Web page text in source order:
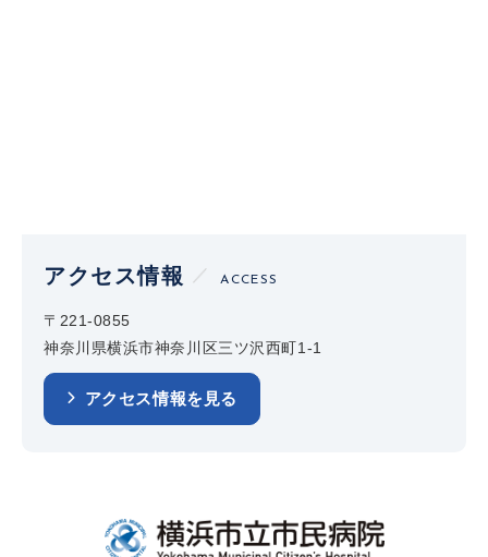
アクセス情報 ACCESS
〒221-0855
神奈川県横浜市神奈川区三ツ沢西町1-1
アクセス情報を見る